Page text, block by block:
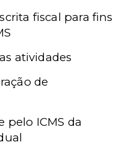
fiscal para fins
atividades
de
pelo ICMS da